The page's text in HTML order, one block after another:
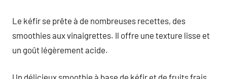
Le kéfir se prête à de nombreuses recettes, des
smoothies aux vinaigrettes. Il offre une texture lisse et
un goût légèrement acide.
Un délicieux smoothie à base de kéfir et de fruits frais